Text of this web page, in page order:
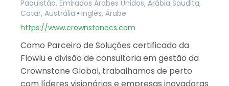
Albânia
Israel
Índia
Paquistão, Emirados Árabes Unidos, Arábia Saudita,
Catar, Austrália
Inglês, Árabe
https://www.crownstonecs.com
Como Parceiro de Soluções certificado da
Flowlu e divisão de consultoria em gestão da
Crownstone Global, trabalhamos de perto